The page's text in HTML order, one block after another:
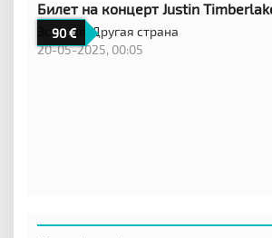
90
Билет на концерт Justin
Эстония,Другая страна
20-05-2025, 00:05